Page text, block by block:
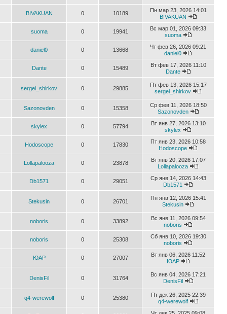
BIVAKUAN 0 10189
Пн мар 23, 2026 14:01
BIVAKUAN
suoma 0 19941
Вс мар 01, 2026 09:33
suoma
daniel0 0 13668
Чт фев 26, 2026 09:21
daniel0
Dante 0 15489
Вт фев 17, 2026 11:10
Dante
sergei_shirkov 0 29885
Пт фев 13, 2026 15:17
sergei_shirkov
Sazonovden 0 15358
Ср фев 11, 2026 18:50
Sazonovden
skylex 0 57794
Вт янв 27, 2026 13:10
skylex
Hodoscope 0 17830
Пт янв 23, 2026 10:58
Hodoscope
Lollapalooza 0 23878
Вт янв 20, 2026 17:07
Lollapalooza
Db1571 0 29051
Ср янв 14, 2026 14:43
Db1571
Stekusin 0 26701
Пн янв 12, 2026 15:41
Stekusin
noboris 0 33892
Вс янв 11, 2026 09:54
noboris
noboris 0 25308
Сб янв 10, 2026 19:30
noboris
ЮАР 0 27007
Вт янв 06, 2026 11:52
ЮАР
DenisFil 0 31764
Вс янв 04, 2026 17:21
DenisFil
q4-werewolf 0 25380
Пт дек 26, 2025 22:39
q4-werewolf